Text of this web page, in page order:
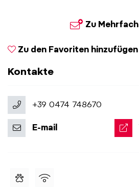
Zu
Zu den Favoriten hinzufügen
Kontakte
+39 0474 748670
E-mail